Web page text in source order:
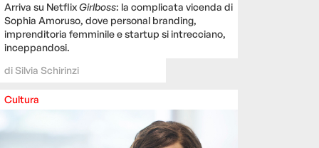
Arriva su NetflixGirlboss: la complicata vicenda di
Sophia Amoruso, dove personal branding,
imprenditoria femminile e startup si intrecciano,
inceppandosi.
diSilvia Schirinzi
Cultura